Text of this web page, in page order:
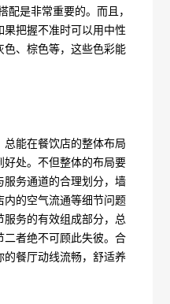
是非常重要的。而且，
把握不准时可以用中性
、棕色等，这些色彩能
能在餐饮店的整体布局
处。不但整体的布局要
务通道的合理划分，墙
的空气流通等细节问题
务的有效组成部分，总
者绝不可顾此失彼。合
餐厅动线流畅，舒适养